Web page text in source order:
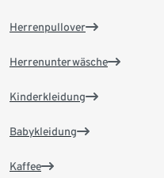
Herrenpullover
Herrenunterwäsche
Kinderkleidung
Babykleidung
Kaffee